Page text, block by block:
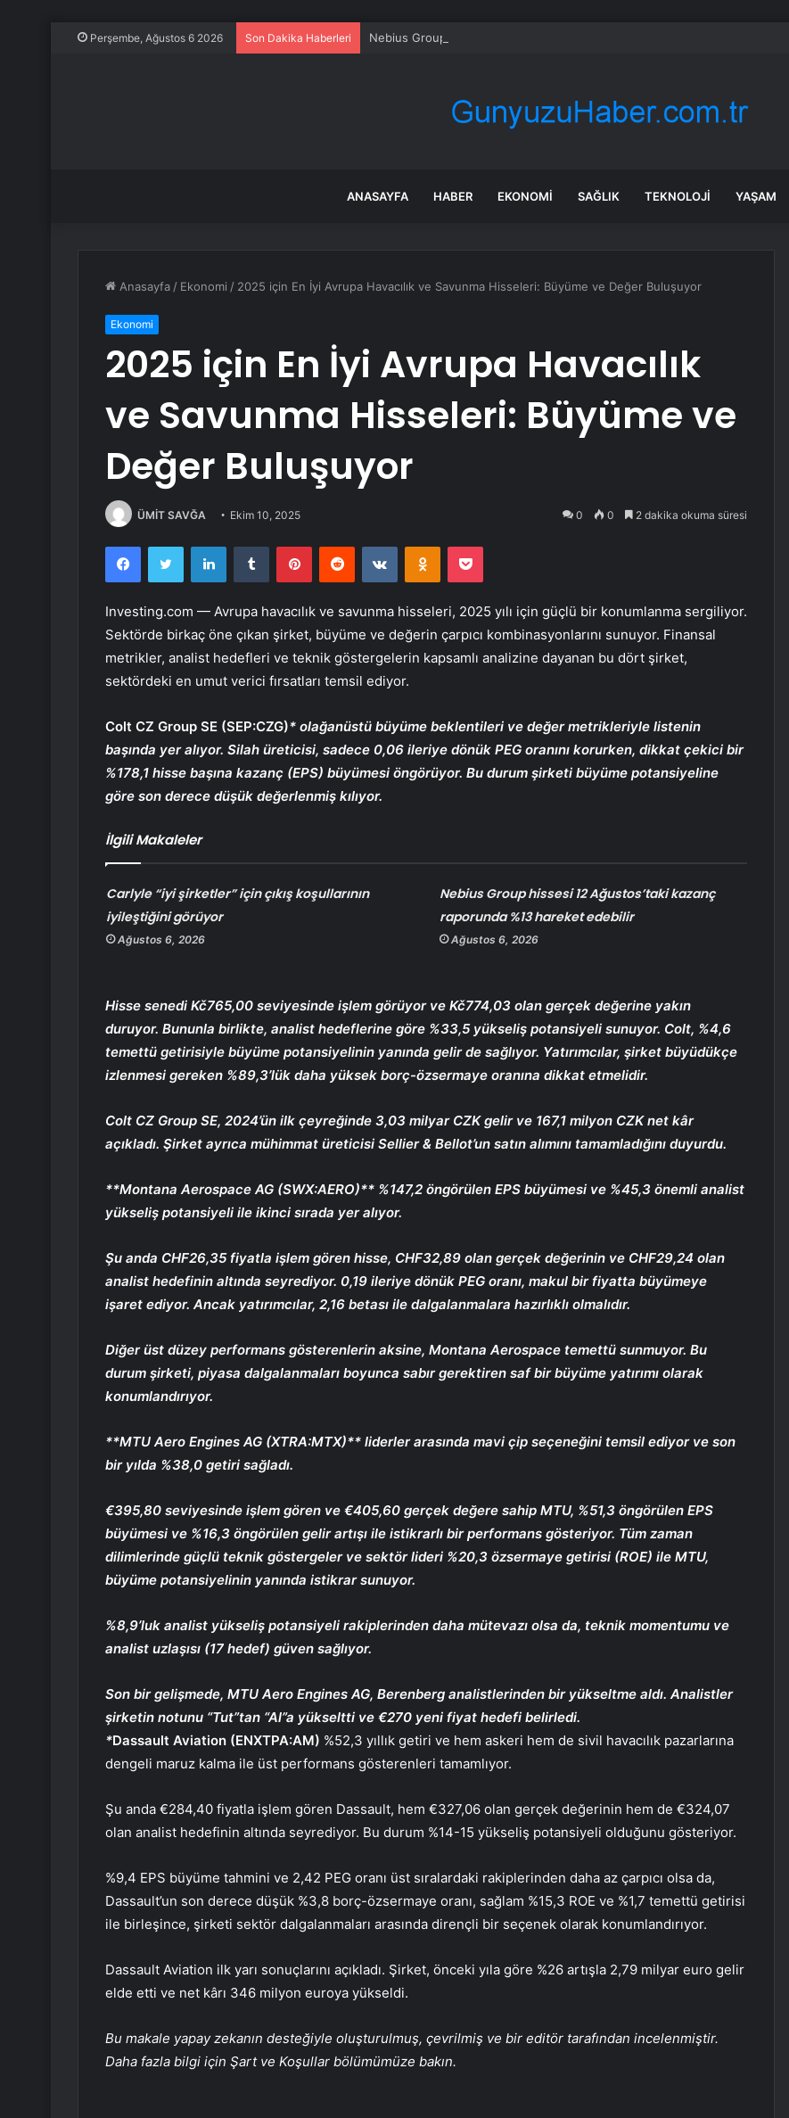
Perşembe, Ağustos 6 2026 Son Dakika Haberleri Nebius Group hissesi 12 Ağustos’taki kazanç raporunda %13 hareket edebilir
ANASAYFA HABER EKONOMI SAĞLIK TEKNOLOJI YAŞAM
Anasayfa / Ekonomi / 2025 için En İyi Avrupa Havacılık ve Savunma Hisseleri: Büyüme ve Değer Buluşuyor
Ekonomi
2025 için En İyi Avrupa Havacılık
ve Savunma Hisseleri: Büyüme ve
Değer Buluşuyor
ÜMİT SAVĞA Ekim 10, 2025 0 0 2 dakika okuma süresi
FacebookTwitter LinkedInTumblr PinterestReddit VKontakteOdnoklassniki
Pocket
Investing.com — Avrupa havacılık ve savunma hisseleri, 2025 yılı için güçlü bir konumlanma sergiliyor.
Sektörde birkaç öne çıkan şirket, büyüme ve değerin çarpıcı kombinasyonlarını sunuyor. Finansal
metrikler, analist hedefleri ve teknik göstergelerin kapsamlı analizine dayanan bu dört şirket,
sektördeki en umut verici fırsatları temsil ediyor.
Colt CZ Group SE (SEP:CZG)* olağanüstü büyüme beklentileri ve değer metrikleriyle listenin
başında yer alıyor. Silah üreticisi, sadece 0,06 ileriye dönük PEG oranını korurken, dikkat çekici bir
%178,1 hisse başına kazanç (EPS) büyümesi öngörüyor. Bu durum şirketi büyüme potansiyeline
göre son derece düşük değerlenmiş kılıyor.
İlgili Makaleler
Carlyle “iyi şirketler” için çıkış koşullarının
iyileştiğini görüyor
Ağustos 6, 2026
Nebius Group hissesi 12 Ağustos’taki kazanç
raporunda %13 hareket edebilir
Ağustos 6, 2026
Hisse senedi Kč765,00 seviyesinde işlem görüyor ve Kč774,03 olan gerçek değerine yakın
duruyor. Bununla birlikte, analist hedeflerine göre %33,5 yükseliş potansiyeli sunuyor. Colt, %4,6
temettü getirisiyle büyüme potansiyelinin yanında gelir de sağlıyor. Yatırımcılar, şirket büyüdükçe
izlenmesi gereken %89,3’lük daha yüksek borç-özsermaye oranına dikkat etmelidir.
Colt CZ Group SE, 2024’ün ilk çeyreğinde 3,03 milyar CZK gelir ve 167,1 milyon CZK net kâr
açıkladı. Şirket ayrıca mühimmat üreticisi Sellier & Bellot’un satın alımını tamamladığını duyurdu.
**Montana Aerospace AG (SWX:AERO)** %147,2 öngörülen EPS büyümesi ve %45,3 önemli analist
yükseliş potansiyeli ile ikinci sırada yer alıyor.
Şu anda CHF26,35 fiyatla işlem gören hisse, CHF32,89 olan gerçek değerinin ve CHF29,24 olan
analist hedefinin altında seyrediyor. 0,19 ileriye dönük PEG oranı, makul bir fiyatta büyümeye
işaret ediyor. Ancak yatırımcılar, 2,16 betası ile dalgalanmalara hazırlıklı olmalıdır.
Diğer üst düzey performans gösterenlerin aksine, Montana Aerospace temettü sunmuyor. Bu
durum şirketi, piyasa dalgalanmaları boyunca sabır gerektiren saf bir büyüme yatırımı olarak
konumlandırıyor.
**MTU Aero Engines AG (XTRA:MTX)** liderler arasında mavi çip seçeneğini temsil ediyor ve son
bir yılda %38,0 getiri sağladı.
€395,80 seviyesinde işlem gören ve €405,60 gerçek değere sahip MTU, %51,3 öngörülen EPS
büyümesi ve %16,3 öngörülen gelir artışı ile istikrarlı bir performans gösteriyor. Tüm zaman
dilimlerinde güçlü teknik göstergeler ve sektör lideri %20,3 özsermaye getirisi (ROE) ile MTU,
büyüme potansiyelinin yanında istikrar sunuyor.
%8,9’luk analist yükseliş potansiyeli rakiplerinden daha mütevazı olsa da, teknik momentumu ve
analist uzlaşısı (17 hedef) güven sağlıyor.
Son bir gelişmede, MTU Aero Engines AG, Berenberg analistlerinden bir yükseltme aldı. Analistler
şirketin notunu “Tut”tan “Al”a yükseltti ve €270 yeni fiyat hedefi belirledi.
*Dassault Aviation (ENXTPA:AM) %52,3 yıllık getiri ve hem askeri hem de sivil havacılık pazarlarına
dengeli maruz kalma ile üst performans gösterenleri tamamlıyor.
Şu anda €284,40 fiyatla işlem gören Dassault, hem €327,06 olan gerçek değerinin hem de €324,07
olan analist hedefinin altında seyrediyor. Bu durum %14-15 yükseliş potansiyeli olduğunu gösteriyor.
%9,4 EPS büyüme tahmini ve 2,42 PEG oranı üst sıralardaki rakiplerinden daha az çarpıcı olsa da,
Dassault’un son derece düşük %3,8 borç-özsermaye oranı, sağlam %15,3 ROE ve %1,7 temettü getirisi
ile birleşince, şirketi sektör dalgalanmaları arasında dirençli bir seçenek olarak konumlandırıyor.
Dassault Aviation ilk yarı sonuçlarını açıkladı. Şirket, önceki yıla göre %26 artışla 2,79 milyar euro gelir
elde etti ve net kârı 346 milyon euroya yükseldi.
Bu makale yapay zekanın desteğiyle oluşturulmuş, çevrilmiş ve bir editör tarafından incelenmiştir.
Daha fazla bilgi için Şart ve Koşullar bölümümüze bakın.